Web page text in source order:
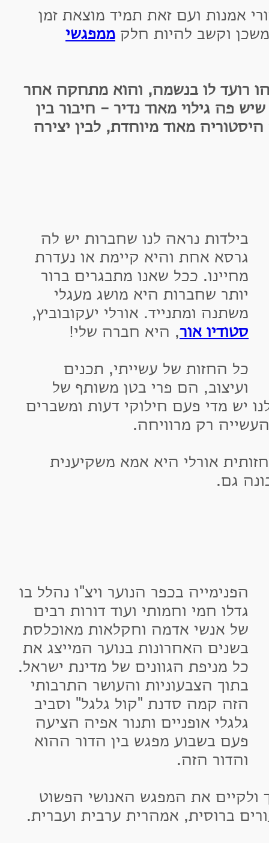
ועם זאת תמיד מוצאת זמן
וקשב להיות חלקממפגשי
לו בנשמה, והוא מתחקה אחר
גילוי מאוד נדיר - חיבור בין
מאוד מיוחדת, לבין יצירה
נראה לנו שחברות יש לה
אחת והיא קיימת או נעדרת
ככל שאנו מתבגרים ברור
שחברות היא מושג מעגלי
ומתנייד. אורלי יעקובוביץ,
אור , היא חברה שלי!
החזות של עשייתי, תכנים
הם פרי בטן משותף של
מדי פעם חילוקי דעות ומשברים
רק מרוויחה.
אורלי היא אמא משקיענית
בכפר הנוער ויצ"ו נהלל בו
חמי וחמותי ועוד דורות רבים
אנשי אדמה וחקלאות מאוכלסת
האחרונות בנוער המייצג את
מניפת הגוונים של מדינת ישראל.
הצבעוניות והעושר התרבותי
קמה סדנת "קול גלגל" וסביב
אופניים ותנור אפיה הציעה
בשבוע מפגש בין הדור ההוא
הזה.
את המפגש האנושי הפשוט
ברוסית, אמהרית ערבית ועברית.